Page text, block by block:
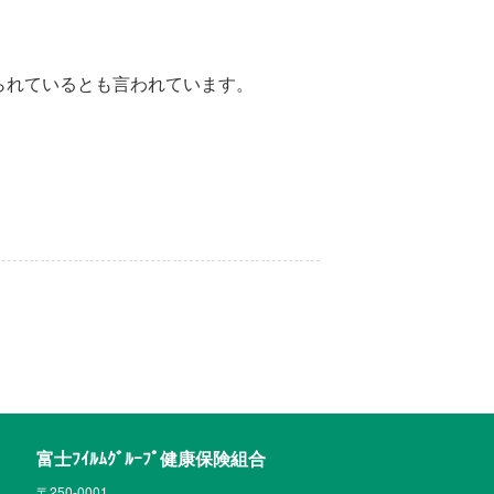
ているとも言われています。
富士ﾌｲﾙﾑｸﾞﾙｰﾌﾟ健康保険組合